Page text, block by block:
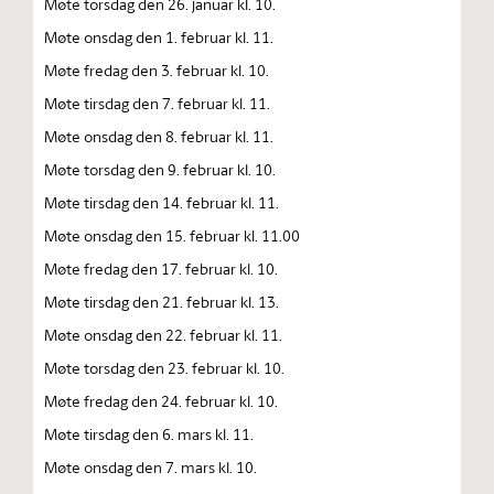
Møte onsdag den 1. februar kl. 11.
Møte fredag den 3. februar kl. 10.
Møte tirsdag den 7. februar kl. 11.
Møte onsdag den 8. februar kl. 11.
Møte torsdag den 9. februar kl. 10.
Møte tirsdag den 14. februar kl. 11.
Møte onsdag den 15. februar kl. 11.00
Møte fredag den 17. februar kl. 10.
Møte tirsdag den 21. februar kl. 13.
Møte onsdag den 22. februar kl. 11.
Møte torsdag den 23. februar kl. 10.
Møte fredag den 24. februar kl. 10.
Møte tirsdag den 6. mars kl. 11.
Møte onsdag den 7. mars kl. 10.